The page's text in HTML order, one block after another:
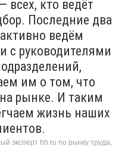
всех, кто ведёт
Последние два
ведём
с руководителями
им о том, что
рынке. И таким
жизнь наших
эксперт hh.ru по рынку труда,